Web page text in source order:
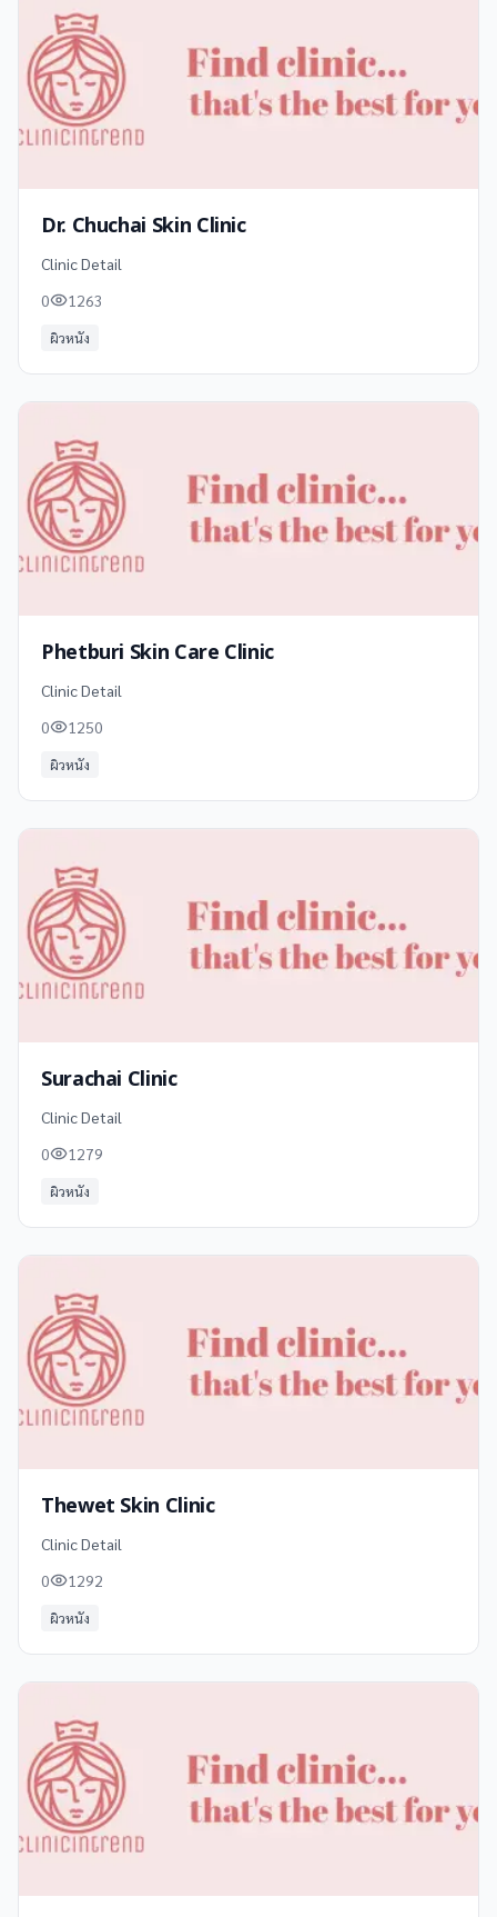
Dr. Chuchai Skin Clinic
Clinic Detail
0
1263
ผิวหนัง
Phetburi Skin Care Clinic
Clinic Detail
0
1250
ผิวหนัง
Surachai Clinic
Clinic Detail
0
1279
ผิวหนัง
Thewet Skin Clinic
Clinic Detail
0
1292
ผิวหนัง